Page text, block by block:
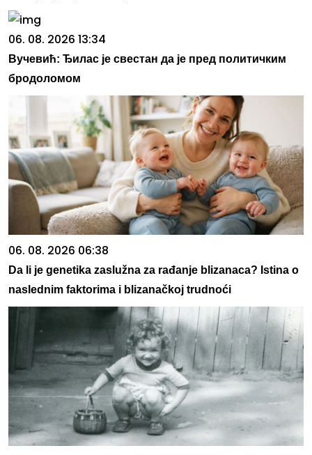
06. 08. 2026 13:34
Вучевић: Ђилас је свестан да је пред политичким
бродоломом
06. 08. 2026 06:38
Da li je genetika zaslužna za rađanje blizanaca? Istina o
naslednim faktorima i blizanačkoj trudnoći